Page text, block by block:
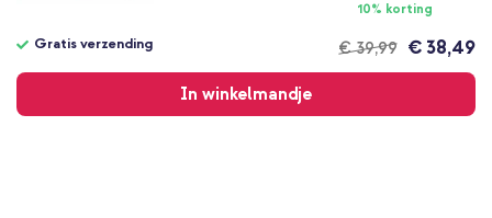
10% korting
€ 39,99
Gratis verzending € 38,49
In winkelmandje
verzending